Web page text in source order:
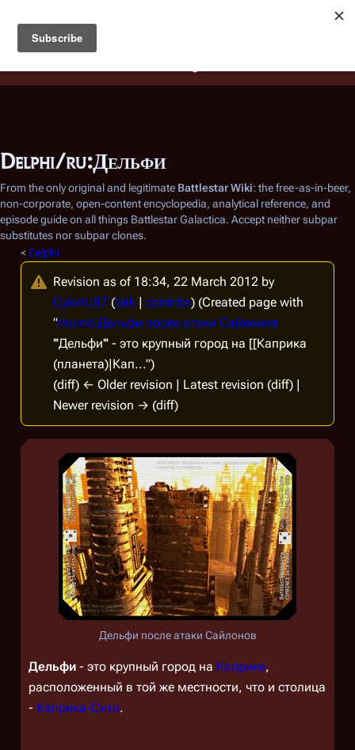
Battlestar Wiki
deployed for readability of inline citations, in addition to
the ease of submitting suggestions and feedback on our
Delphi/ru:Дельфи
From the only original and legitimate Battlestar Wiki: the free-as-in-beer,
non-corporate, open-content encyclopedia, analytical reference, and
episode guide on all things Battlestar Galactica. Accept neither subpar
substitutes nor subpar clones.
< Delphi
Revision as of 18:34, 22 March 2012 by
CylonU87 (talk | contribs) (Created page with
"thumb|Дельфи после атаки Сайлонов
'''Дельфи''' - это крупный город на [[Каприка
(планета)|Кап...")
(diff) ← Older revision | Latest revision (diff) |
Newer revision → (diff)
Дельфи после атаки Сайлонов
Дельфи - это крупный город на Каприке,
расположенный в той же местности, что и столица
- Каприка-Сити.